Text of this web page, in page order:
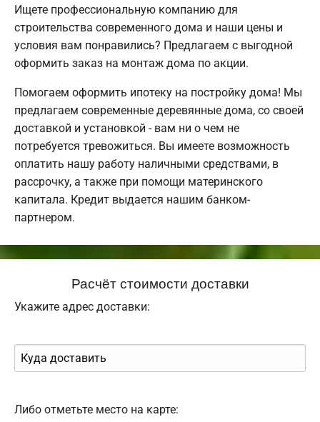
Ищете профессиональную компанию для
строительства современного дома и наши цены и
условия вам понравились? Предлагаем с выгодной
оформить заказ на монтаж дома по акции.
Помогаем оформить ипотеку на постройку дома! Мы
предлагаем современные деревянные дома, со своей
доставкой и установкой - вам ни о чем не
потребуется тревожиться. Вы имеете возможность
оплатить нашу работу наличными средствами, в
рассрочку, а также при помощи материнского
капитала. Кредит выдается нашим банком-
партнером.
Расчёт стоимости доставки
Укажите адрес доставки:
Либо отметьте место на карте: